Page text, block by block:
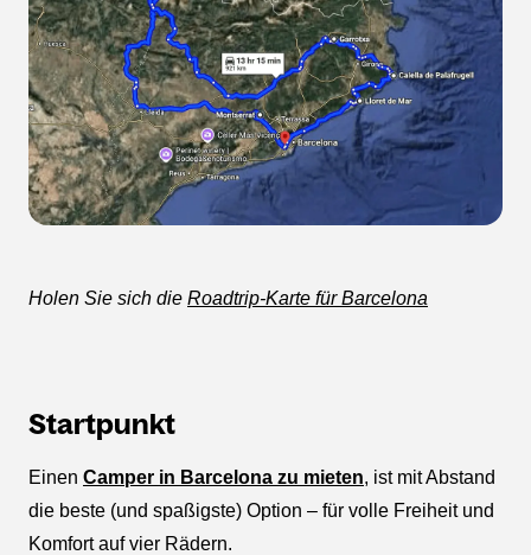
Holen Sie sich die Roadtrip-Karte für Barcelona
Startpunkt
Einen Camper in Barcelona zu mieten, ist mit Abstand
die beste (und spaßigste) Option – für volle Freiheit und
Komfort auf vier Rädern.